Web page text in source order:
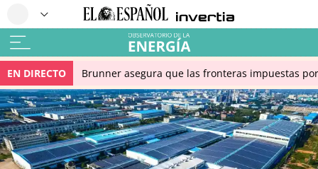
EN DIRECTO Brunner asegura que las fronteras impuestas